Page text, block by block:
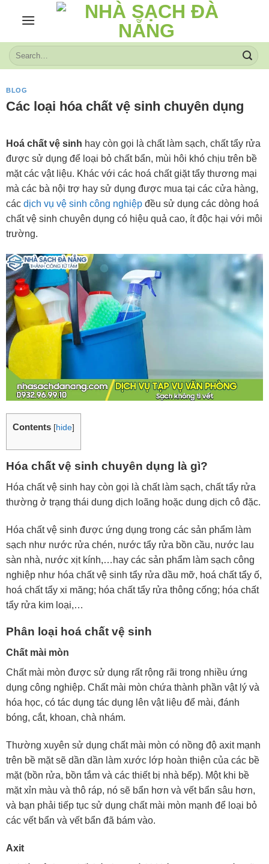
BLOG
Các loại hóa chất vệ sinh chuyên dụng
Hoá chất vệ sinh hay còn gọi là chất làm sạch, chất tẩy rửa
được sử dụng để loại bỏ chất bẩn, mùi hôi khó chịu trên bề
mặt các vật liệu. Khác với các hoá chất giặt tẩy thương mại
mà các bà nội trợ hay sử dụng được mua tại các cửa hàng,
các dịch vụ vệ sinh công nghiệp đều sử dụng các dòng hoá
chất vệ sinh chuyên dụng có hiệu quả cao, ít độc hại với môi
trường.
Contents [hide]
Hóa chất vệ sinh chuyên dụng là gì?
Hóa chất vệ sinh hay còn gọi là chất làm sạch, chất tẩy rửa
thường ở trạng thái dung dịch loãng hoặc dung dịch cô đặc.
Hóa chất vệ sinh được ứng dụng trong các sản phẩm làm
sạch như nước rửa chén, nước tẩy rửa bồn cầu, nước lau
sàn nhà, nước xịt kính,…hay các sản phẩm làm sạch công
nghiệp như hóa chất vệ sinh tẩy rửa dầu mỡ, hoá chất tẩy ố,
hoá chất tẩy xi măng; hóa chất tẩy rửa thông cống; hóa chất
tẩy rửa kim loại,…
Phân loại hoá chất vệ sinh
Chất mài mòn
Chất mài mòn được sử dụng rất rộng rãi trong nhiều ứng
dụng công nghiệp. Chất mài mòn chứa thành phần vật lý và
hóa học, có tác dụng tác dụng lên vật liệu để mài, đánh
bóng, cắt, khoan, chà nhám.
Thường xuyên sử dụng chất mài mòn có nồng độ axit mạnh
trên bề mặt sẽ dần dần làm xước lớp hoàn thiện của các bề
mặt (bồn rửa, bồn tắm và các thiết bị nhà bếp). Một khi bề
mặt xỉn màu và thô ráp, nó sẽ bẩn hơn và vết bẩn sâu hơn,
và bạn phải tiếp tục sử dụng chất mài mòn mạnh để loại bỏ
các vết bẩn và vết bẩn đã bám vào.
Axit